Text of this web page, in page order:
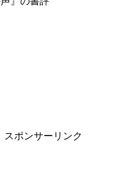
スポンサーリンク